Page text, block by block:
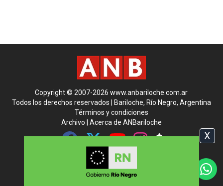
Copyright © 2007-2026 www.anbariloche.com.ar
Todos los derechos reservados | Bariloche, Río Negro, Argentina
Términos y condiciones
Archivo
Acerca de ANBariloche
Contáctenos
Publicidad
X